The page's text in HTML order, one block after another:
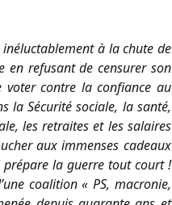
à la chute de
en refusant de censurer son
voter contre la confiance au
la Sécurité sociale, la santé,
les retraites et les salaires
aux immenses cadeaux
la guerre tout court !
coalition « PS, macronie,